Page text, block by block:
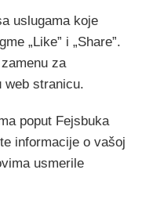
uslugama koje
„Like” i „Share”.
za
web stranicu.
poput Fejsbuka
informacije o vašoj
usmerile